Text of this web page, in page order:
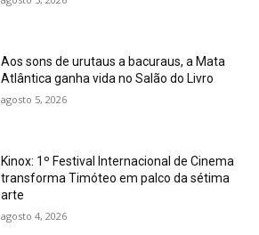
Aos sons de urutaus a bacuraus, a Mata
Atlântica ganha vida no Salão do Livro
agosto 5, 2026
Kinox: 1º Festival Internacional de Cinema
transforma Timóteo em palco da sétima
arte
agosto 4, 2026